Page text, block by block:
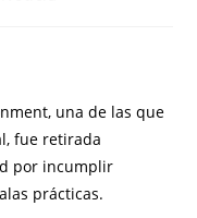
una de las que
fue retirada
por incumplir
prácticas.